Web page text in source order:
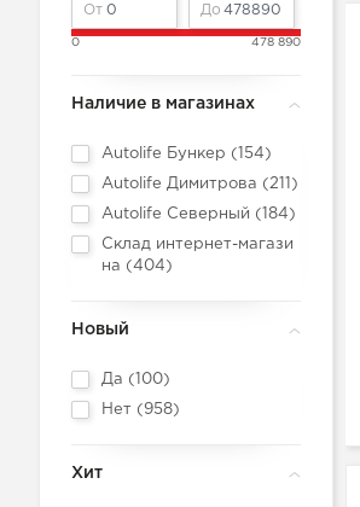
От До
0 478 890
Наличие в магазинах
Autolife Бункер ( 154)
Autolife Димитрова ( 211 )
Autolife Северный ( 184)
Склад интернет-магази
на (404)
Новый
Да ( 100)
Нет ( 958)
Хит